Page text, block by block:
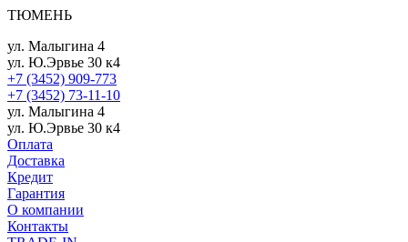
ТЮМЕНЬ
ул. Малыгина 4
ул. Ю.Эрвье 30 к4
+7 (3452) 909-773
+7 (3452) 73-11-10
ул. Малыгина 4
ул. Ю.Эрвье 30 к4
Оплата
Доставка
Кредит
Гарантия
О компании
Контакты